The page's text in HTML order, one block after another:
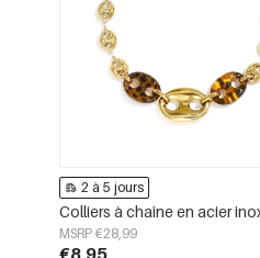
2 à 5 jours
MSRP €28,99
€8,95